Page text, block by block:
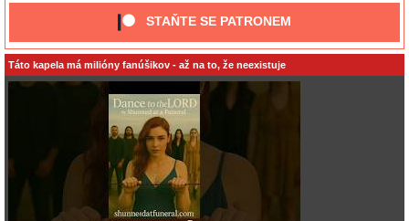
STAŇTE SE PATRONEM
Táto kapela má milióny fanúšikov - až na to, že neexistuje